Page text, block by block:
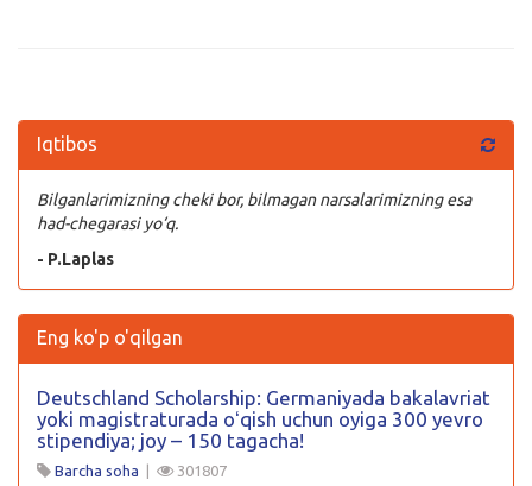
Iqtibos
Bilganlarimizning cheki bor, bilmagan narsalarimizning esa
had-chegarasi yo‘q.
- P.Laplas
Eng ko'p o'qilgan
Deutschland Scholarship: Germaniyada bakalavriat
yoki magistraturada oʻqish uchun oyiga 300 yevro
stipendiya; joy – 150 tagacha!
Barcha soha 301807